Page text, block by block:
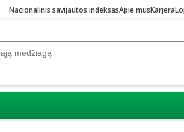
Nacionalinis savijautos indeksasApie musKarjera